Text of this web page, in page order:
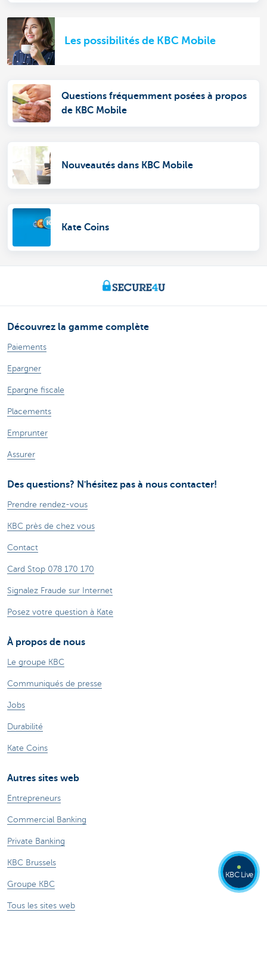
Les possibilités de KBC Mobile
Questions fréquemment posées à propos
de KBC Mobile
Nouveautés dans KBC Mobile
Kate Coins
Découvrez la gamme complète
Paiements
Epargner
Epargne fiscale
Placements
Emprunter
Assurer
Des questions? N'hésitez pas à nous contacter!
Prendre rendez-vous
KBC près de chez vous
Contact
Card Stop 078 170 170
Signalez Fraude sur Internet
Posez votre question à Kate
À propos de nous
Le groupe KBC
Communiqués de presse
Jobs
Durabilité
Kate Coins
Autres sites web
Entrepreneurs
Commercial Banking
Private Banking
KBC Brussels
Groupe KBC
Tous les sites web
KBC Live